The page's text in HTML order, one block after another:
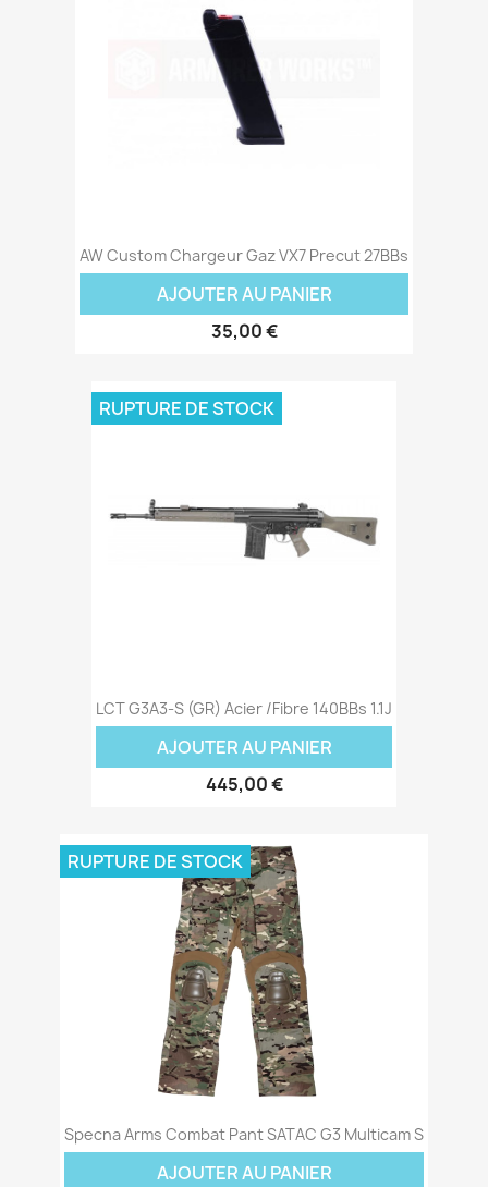
AW Custom Chargeur Gaz VX7 Precut 27BBs
AJOUTER AU PANIER
35,00 €
LCT G3A3-S (GR) Acier /Fibre 140BBs 1.1J
AJOUTER AU PANIER
445,00 €
RUPTURE DE STOCK
Specna Arms Combat Pant SATAC G3 Multicam S
AJOUTER AU PANIER
RUPTURE DE STOCK